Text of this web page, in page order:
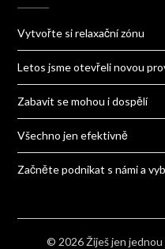
Vytvořte si relaxační zónu
Letos jsme otevřeli novou
Zabavit se mohou i dospělí
Všechno jen efektivně
Začněte podnikat s námi a
© 2026 Žiješ jen jednou